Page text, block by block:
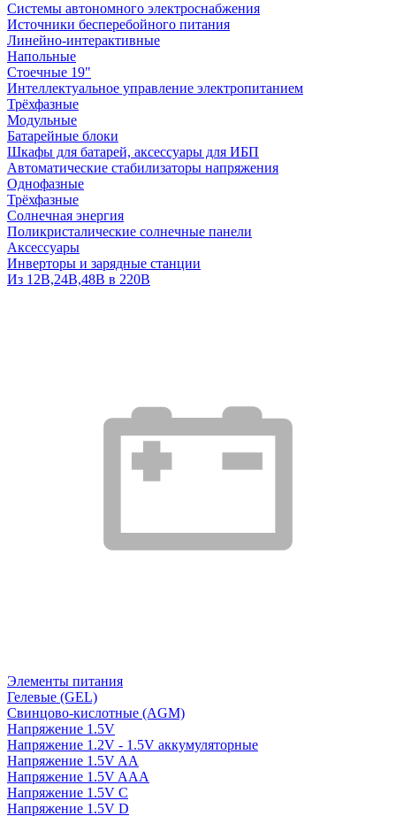
Системы автономного электроснабжения
Источники бесперебойного питания
Линейно-интерактивные
Напольные
Стоечные 19"
Интеллектуальное управление электропитанием
Трёхфазные
Модульные
Батарейные блоки
Шкафы для батарей, аксессуары для ИБП
Автоматические стабилизаторы напряжения
Однофазные
Трёхфазные
Солнечная энергия
Поликристалические солнечные панели
Аксессуары
Инверторы и зарядные станции
Из 12В,24В,48В в 220В
Элементы питания
Гелевые (GEL)
Свинцово-кислотные (AGM)
Напряжение 1.5V
Напряжение 1.2V - 1.5V аккумуляторные
Напряжение 1.5V AA
Напряжение 1.5V AAA
Напряжение 1.5V C
Напряжение 1.5V D